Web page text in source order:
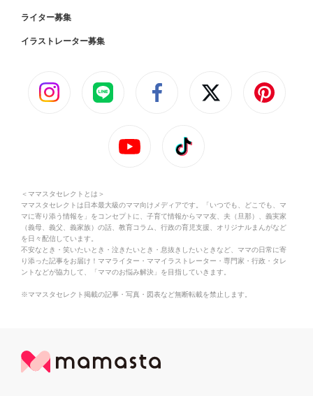
ライター募集
イラストレーター募集
＜ママスタセレクトとは＞
ママスタセレクトは日本最大級のママ向けメディアです。「いつでも、どこでも、マ
マに寄り添う情報を」をコンセプトに、子育て情報からママ友、夫（旦那）、義実家
（義母、義父、義家族）の話、教育コラム、行政の育児支援、オリジナルまんがなど
を日々配信しています。
不安なとき・笑いたいとき・泣きたいとき・息抜きしたいときなど、ママの日常に寄
り添った記事をお届け！ママライター・ママイラストレーター・専門家・行政・タレ
ントなどが協力して、「ママのお悩み解決」を目指していきます。
※ママスタセレクト掲載の記事・写真・図表など無断転載を禁止します。